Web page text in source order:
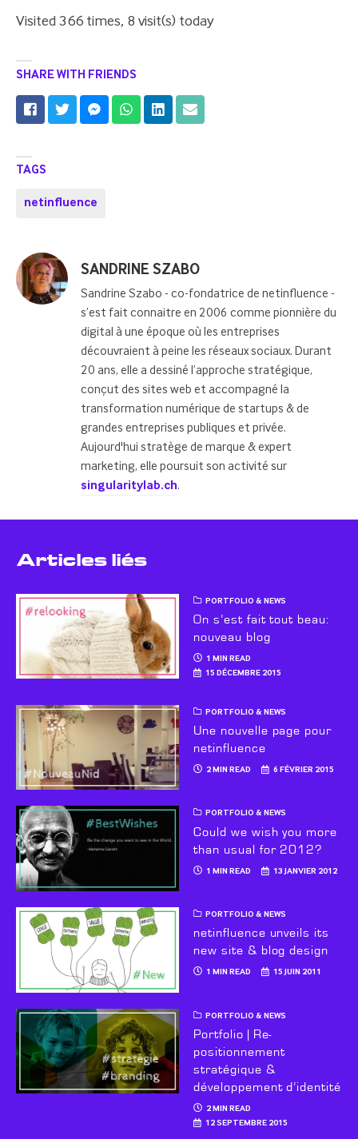
Visited 366 times, 8 visit(s) today
SHARE WITH FRIENDS
TAGS
netinfluence
Posted
by
SANDRINE SZABO
Sandrine Szabo - co-fondatrice de netinfluence -
s’est fait connaitre en 2006 comme pionnière du
digital à une époque où les entreprises
découvraient à peine les réseaux sociaux. Durant
20 ans, elle a dessiné l’approche stratégique,
conçut des sites web et accompagné la
transformation numérique de startups & de
grandes entreprises publiques et privée.
Aujourd'hui stratège de marque & expert
marketing, elle poursuit son activité sur
singularitylab.ch.
Articles liés
PORTFOLIO & NEWS
On s’est fait tout beau:
nouveau blog
1 MIN READ
15 DÉCEMBRE 2015
PORTFOLIO & NEWS
Une nouvelle page pour
netinfluence
2 MIN READ 6 FÉVRIER 2015
PORTFOLIO & NEWS
Could we wish you more
than usual for 2012?
1 MIN READ 13 JANVIER 2012
PORTFOLIO & NEWS
netinfluence unveils its
new site & blog design
1 MIN READ 15 JUIN 2011
PORTFOLIO & NEWS
Portfolio | Re-
positionnement
stratégique &
développement d’identité
2 MIN READ
12 SEPTEMBRE 2015